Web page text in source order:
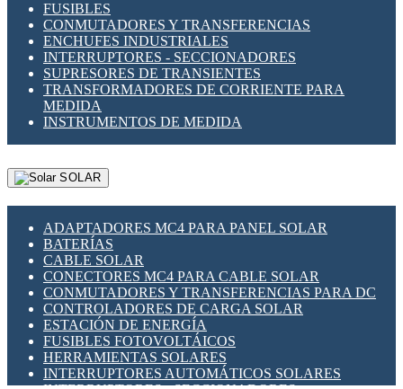
FUSIBLES
CONMUTADORES Y TRANSFERENCIAS
ENCHUFES INDUSTRIALES
INTERRUPTORES - SECCIONADORES
SUPRESORES DE TRANSIENTES
TRANSFORMADORES DE CORRIENTE PARA
MEDIDA
INSTRUMENTOS DE MEDIDA
SOLAR
ADAPTADORES MC4 PARA PANEL SOLAR
BATERÍAS
CABLE SOLAR
CONECTORES MC4 PARA CABLE SOLAR
CONMUTADORES Y TRANSFERENCIAS PARA DC
CONTROLADORES DE CARGA SOLAR
ESTACIÓN DE ENERGÍA
FUSIBLES FOTOVOLTÁICOS
HERRAMIENTAS SOLARES
INTERRUPTORES AUTOMÁTICOS SOLARES